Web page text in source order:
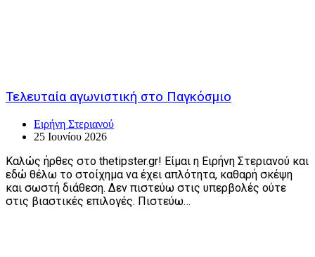
Τελευταία αγωνιστική στο Παγκόσμιο
Ειρήνη Στεριανού
25 Ιουνίου 2026
Καλώς ήρθες στο thetipster.gr! Είμαι η Ειρήνη Στεριανού και
εδώ θέλω το στοίχημα να έχει απλότητα, καθαρή σκέψη
και σωστή διάθεση. Δεν πιστεύω στις υπερβολές ούτε
στις βιαστικές επιλογές. Πιστεύω…